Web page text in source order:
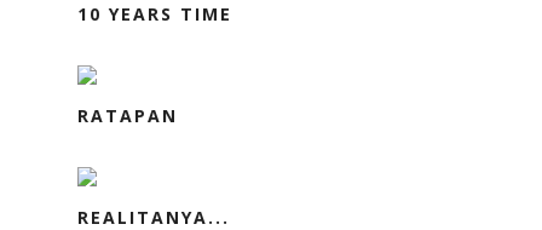
10 YEARS TIME
RATAPAN
REALITANYA...